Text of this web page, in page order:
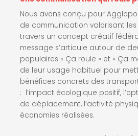
Nous avons conçu pour
de communication valorisant
travers un concept créatif
message s’articule autour de
populaires « Ça roule » et « Ça
de leur usage habituel pour
bénéfices concrets des
: l’impact écologique positif,
de déplacement, l’activité
économies réalisées.